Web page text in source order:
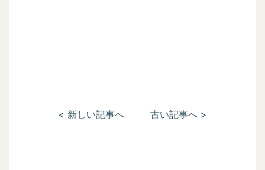
< 新しい記事へ 古い記事へ >